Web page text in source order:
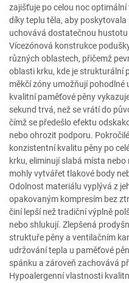
zajišťuje po celou noc
díky teplu těla, aby
uchovává dostatečnou
Vícezónová konstrukce
různých oblastech, přičemž
oblasti krku, kde je strukturální
měkčí zóny umožňují
kvalitní paměťové pěny
sekund trvá, než se vrátí do
čímž se předešlo efektu
nebo ohrozit podporu.
konzistentní kvalitu pěny po
krku, eliminují slabá místa
mohly vytvářet tlakové body
Odolnost materiálu vyplývá z
opakovaným kompresím bez
činí lepší než tradiční výplně
nebo shlukují. Zlepšená
struktuře pěny a ventilačním
udržování tepla u paměťové
spánku a zároveň zachovává
Hypoalergenní vlastnosti